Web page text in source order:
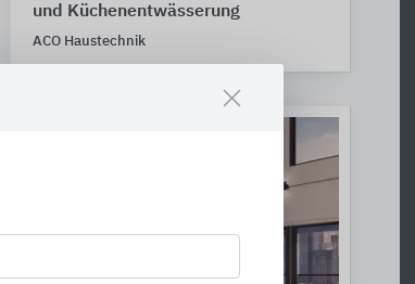
und Küchenentwässerung
ACO Haustechnik